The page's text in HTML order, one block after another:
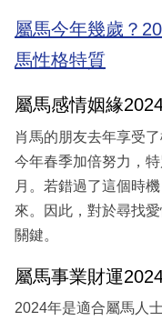
屬馬今年幾歲？
馬性格特質
屬馬感情姻緣
肖馬的朋友去年享受
今年春季加倍努力，
月。若錯過了這個時
來。因此，對於尋找
關鍵。
屬馬事業財運
2024年是適合屬馬人